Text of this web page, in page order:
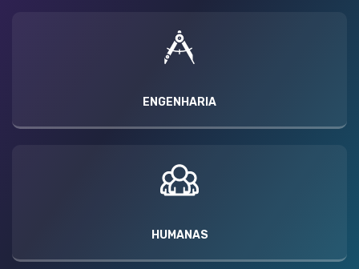
ENGENHARIA
HUMANAS